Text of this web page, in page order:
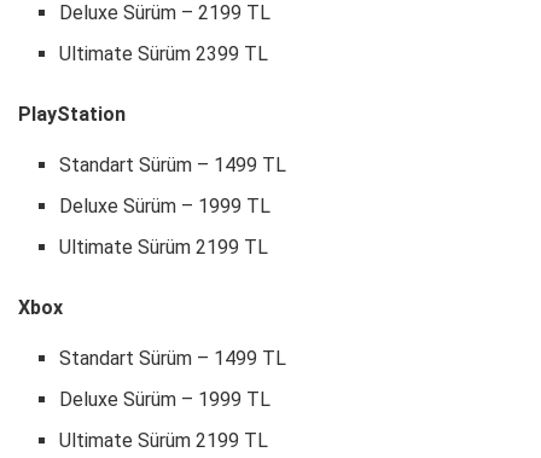
Deluxe Sürüm – 2199 TL
Ultimate Sürüm 2399 TL
PlayStation
Standart Sürüm – 1499 TL
Deluxe Sürüm – 1999 TL
Ultimate Sürüm 2199 TL
Xbox
Standart Sürüm – 1499 TL
Deluxe Sürüm – 1999 TL
Ultimate Sürüm 2199 TL